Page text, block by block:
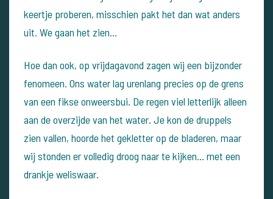
keertje proberen, misschien pakt het dan wat anders
uit. We gaan het zien…
Hoe dan ook, op vrijdagavond zagen wij een bijzonder
fenomeen. Ons water lag urenlang precies op de grens
van een fikse onweersbui. De regen viel letterlijk alleen
aan de overzijde van het water. Je kon de druppels
zien vallen, hoorde het gekletter op de bladeren, maar
wij stonden er volledig droog naar te kijken… met een
drankje weliswaar.